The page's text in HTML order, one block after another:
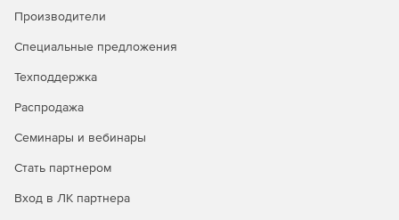
снизить нагрузку на полосу пропускания.
Поддержка множества языков
немецком, испанском, французском, датском, японском,
получать доступ к программе с настольно ПК на
платформе Windows или через web-браузер под любой
работать в PRTG Network Monitor с мобильных устройств
Производители
Специальные предложения
Техподдержка
Распродажа
Семинары и вебинары
Стать партнером
Вход в ЛК партнера